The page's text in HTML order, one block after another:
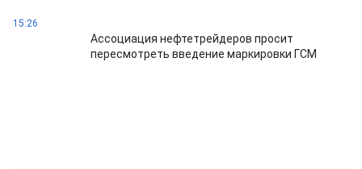
15:26
Ассоциация нефтетрейдеров просит
пересмотреть введение маркировки ГСМ